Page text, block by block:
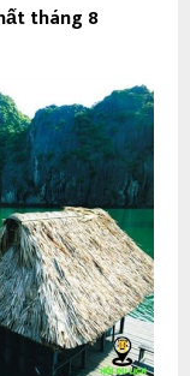
tháng 8